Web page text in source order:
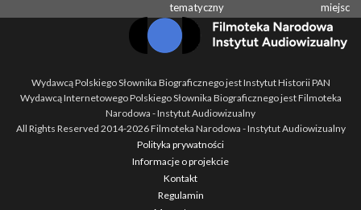
tematyczny
miejsc
Wydawcą Polskiego Słownika Biograficznego jest Instytut Historii PAN
Wydawcą Internetowego Polskiego Słownika Biograficznego jest Filmoteka
Narodowa - Instytut Audiowizualny
All Rights Reserved 2014-2026Filmoteka Narodowa - Instytut Audiowizualny
Polityka prywatności
Informacje o projekcie
Kontakt
Regulamin